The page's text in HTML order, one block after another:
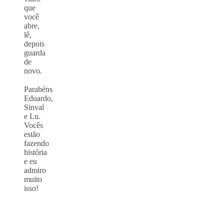
que
você
abre,
lê,
depois
guarda
de
novo.
Parabéns
Eduardo,
Sinval
e Lu.
Vocês
estão
fazendo
história
e eu
admiro
muito
isso!